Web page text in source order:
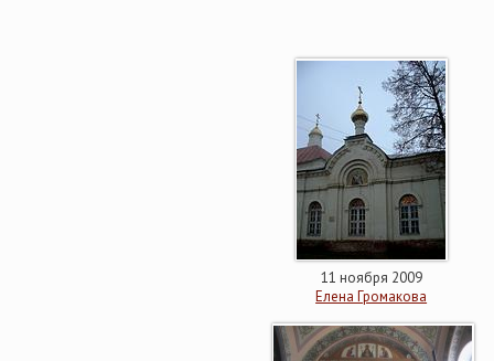
11 ноября 2009
Елена Громакова